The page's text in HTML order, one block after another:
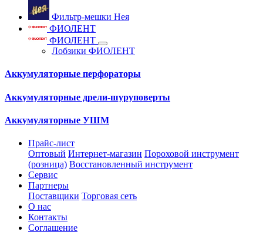
Фильтр-мешки Нея
ФИОЛЕНТ
ФИОЛЕНТ
Лобзики ФИОЛЕНТ
Аккумуляторные перфораторы
Аккумуляторные дрели-шуруповерты
Аккумуляторные УШМ
Прайс-лист
Оптовый Интернет-магазин Пороховой инструмент
(розница) Восстановленный инструмент
Сервис
Партнеры
Поставщики Торговая сеть
О нас
Контакты
Соглашение